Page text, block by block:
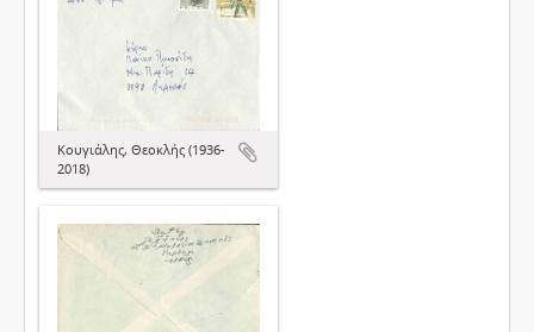
Κουγιάλης, Θεοκλής (1936-
2018)